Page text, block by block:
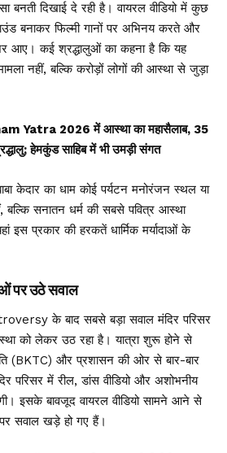
बनती दिखाई दे रही है। वायरल वीडियो में कुछ
बनाकर फिल्मी गानों पर अभिनय करते और
कई श्रद्धालुओं का कहना है कि यह
नहीं, बल्कि करोड़ों लोगों की आस्था से जुड़ा
Yatra 2026 में आस्था का महासैलाब, 35
हेमकुंड साहिब में भी उमड़ी संगत
केदार का धाम कोई पर्यटन मनोरंजन स्थल या
बल्कि सनातन धर्म की सबसे पवित्र आस्था
प्रकार की हरकतें धार्मिक मर्यादाओं के
पर उठे सवाल
के बाद सबसे बड़ा सवाल मंदिर परिसर
को लेकर उठ रहा है। यात्रा शुरू होने से
(BKTC) और प्रशासन की ओर से बार-बार
परिसर में रील, डांस वीडियो और अशोभनीय
इसके बावजूद वायरल वीडियो सामने आने से
सवाल खड़े हो गए हैं।